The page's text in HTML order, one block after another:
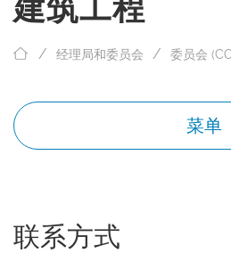
建筑工程
经理局和委员会 委员会
菜单
联系方式